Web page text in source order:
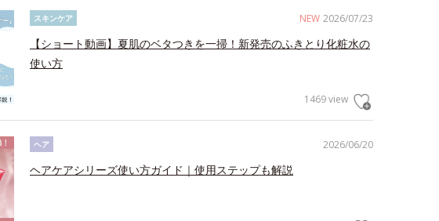
NEW 2026/07/23
スキンケア
【ショート動画】夏肌のベタつきを一掃！新発売のふきとり化粧水の
使い方
1469 view
2026/06/20
ヘア
ヘアケアシリーズ使い方ガイド｜使用ステップも解説